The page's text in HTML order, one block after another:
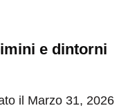
e dintorni
il Marzo 31, 2026